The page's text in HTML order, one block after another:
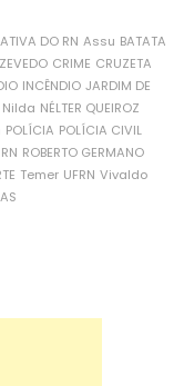
DO RN Assu BATATA
CRIME CRUZETA
INCÊNDIO JARDIM DE
Nilda NÉLTER QUEIROZ
POLÍCIA POLÍCIA CIVIL
RN ROBERTO GERMANO
Temer UFRN Vivaldo